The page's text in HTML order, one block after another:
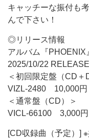
キャッチーな振付も
んで下さい！
◎リリース情報
アルバム『PHOENIX
2025/10/22 RELEASE
＜初回限定盤（CD＋
VIZL-2480 10,000円
＜通常盤（CD）＞
VICL-66100 3,000円
[CD収録曲（予定）]